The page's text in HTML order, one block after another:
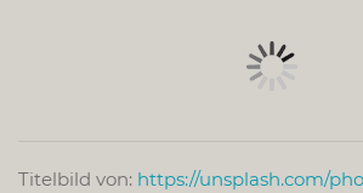
Titelbild von: https://unsplash.com/